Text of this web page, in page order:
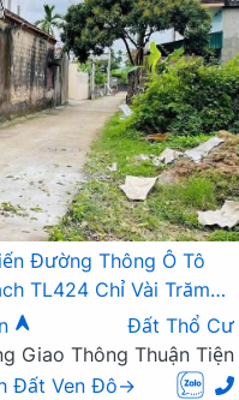
Đường Thông Ô Tô
TL424 Chỉ Vài Trăm
Đất Thổ Cư
Giao Thông Thuận Tiện
Đất Ven Đô→